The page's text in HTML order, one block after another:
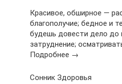
Красивое, обширное —
благополучие; бедное и
будешь довести дело до
затруднение;
Подробнее →
Сонник Здоровья